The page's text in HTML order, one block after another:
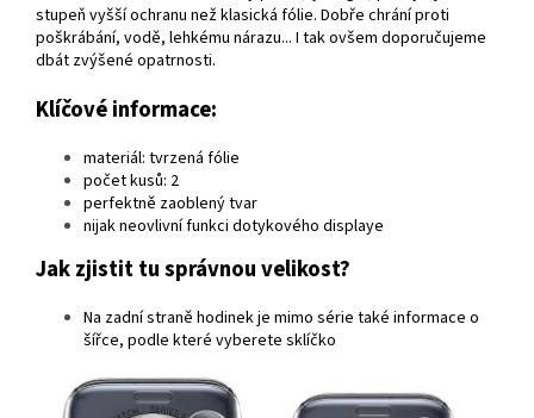
stupeň vyšší ochranu než klasická fólie. Dobře chrání proti
poškrábání, vodě, lehkému nárazu... I tak ovšem doporučujeme
dbát zvýšené opatrnosti.
Klíčové informace:
materiál: tvrzená fólie
počet kusů: 2
perfektně zaoblený tvar
nijak neovlivní funkci dotykového displaye
Jak zjistit tu správnou velikost?
Na zadní straně hodinek je mimo série také informace o
šířce, podle které vyberete sklíčko